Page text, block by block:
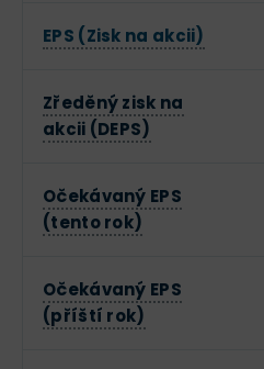
EPS (Zisk na akcii)
Zředěný zisk na
akcii (DEPS)
Očekávaný EPS
(tento rok)
Očekávaný EPS
(příští rok)